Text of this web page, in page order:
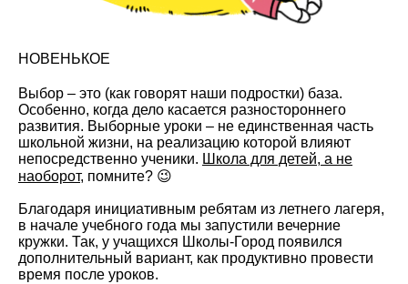
НОВЕНЬКОЕ
Выбор – это (как говорят наши подростки) база.
Особенно, когда дело касается разностороннего
развития. Выборные уроки – не единственная часть
школьной жизни, на реализацию которой влияют
непосредственно ученики. Школа для детей, а не
наоборот, помните? 😉
Благодаря инициативным ребятам из летнего лагеря,
в начале учебного года мы запустили вечерние
кружки. Так, у учащихся Школы-Город появился
дополнительный вариант, как продуктивно провести
время после уроков.